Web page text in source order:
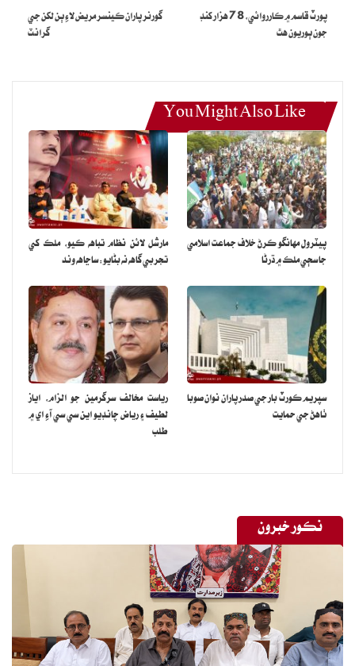
پورٽ قاسم ۾ ڪارروائي، 78 هزار کنڊ
جون ٻوريون هٿ
گورنر پاران ڪينسر مريض لاءِ ٻن لکن جي
گرانٽ
You Might Also Like
پيٽرول مهانگو ڪرڻ خلاف جماعت اسلامي
جا سڄي ملڪ ۾ ڌرڻا
مارشل لائن نظام تباهه ڪيو، ملڪ کي
تجربي گاهه نه بڻايو: ساڃاهه وند
سپريم ڪورٽ بار جي صدر پاران نوان صوبا
ٺاهڻ جي حمايت
رياست مخالف سرگرمين جو الزام، اياز
لطيف ۽ رياض چانڊيو اين سي سي آءِ اي ۾
طلب
نڪور خبرون